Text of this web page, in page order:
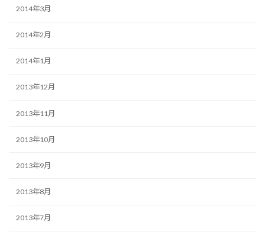
2014年3月
2014年2月
2014年1月
2013年12月
2013年11月
2013年10月
2013年9月
2013年8月
2013年7月